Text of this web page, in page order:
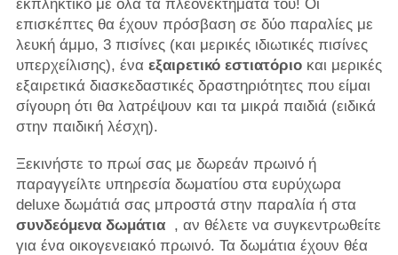
εκπληκτικό με όλα τα πλεονεκτήματά του! Οι
επισκέπτες θα έχουν πρόσβαση σε δύο παραλίες με
λευκή άμμο, 3 πισίνες (και μερικές ιδιωτικές πισίνες
υπερχείλισης), ένα εξαιρετικό εστιατόριοκαι μερικές
εξαιρετικά διασκεδαστικές δραστηριότητες που είμαι
σίγουρη ότι θα λατρέψουν και τα μικρά παιδιά (ειδικά
στην παιδική λέσχη).
Ξεκινήστε το πρωί σας με δωρεάν πρωινό ή
παραγγείλτε υπηρεσία δωματίου στα ευρύχωρα
deluxe δωμάτιά σας μπροστά στην παραλία ή στα
συνδεόμενα δωμάτια, αν θέλετε να συγκεντρωθείτε
για ένα οικογενειακό πρωινό. Τα δωμάτια έχουν θέα